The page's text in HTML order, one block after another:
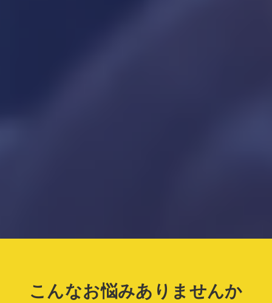
こんなお悩みありませんか